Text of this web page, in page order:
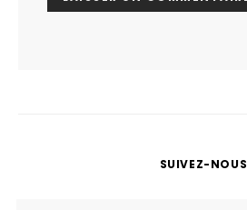
SUIVEZ-NOUS